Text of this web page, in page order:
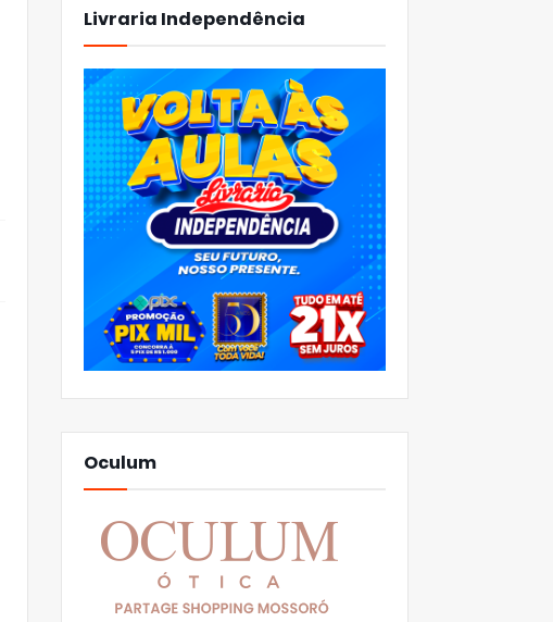
Livraria Independência
Oculum